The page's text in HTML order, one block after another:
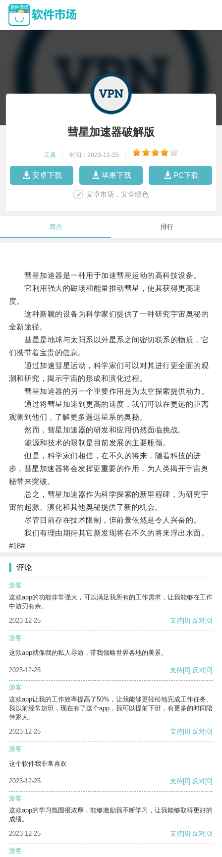
彗星加速器破解版
工具 时间：2023-12-25
安卓下载 苹果下载 PC下载
安卓市场，安全绿色
简介 排行
彗星加速器是一种用于加速彗星运动的高科技设备。
它利用强大的磁场和能量推动彗星，使其获得更高速
度。
这种新颖的设备为科学家们提供了一种研究宇宙奥秘的
全新途径。
彗星是地球与太阳系以外星系之间密切联系的物质，它
们携带着宝贵的信息。
通过加速彗星运动，科学家们可以对其进行更全面的观
测和研究，揭示宇宙的形成和演化过程。
彗星加速器的另一个重要作用是为太空探索提供动力。
通过将彗星加速到更高的速度，我们可以在更远的距离
观测到他们，了解更多遥远星系的奥秘。
然而，彗星加速器的研发和应用仍然面临挑战。
能源和技术的限制是目前发展的主要瓶颈。
但是，科学家们相信，在不久的将来，随着科技的进
步，彗星加速器将会发挥更重要的作用，为人类揭开宇宙奥
秘带来突破。
总之，彗星加速器作为科学探索的新里程碑，为研究宇
宙的起源、演化和其他奥秘提供了新的机会。
尽管目前存在技术限制，但前景依然是令人兴奋的。
我们有理由期待其它新发现将在不久的将来浮出水面。
#18#
评论
游客
这款app的功能非常强大，可以满足我所有的工作需求，让我能够在工作
中游刃有余。
2023-12-25
支持[0] 反对[0]
游客
这款app就像我的私人导游，带我领略世界各地的美景。
2023-12-25 支持[0] 反对[0]
游客
这款app让我的工作效率提高了50%，让我能够更轻松地完成工作任务。
我以前经常加班，现在有了这个app，我可以提前下班，有更多的时间陪
伴家人。
2023-12-25
支持[0] 反对[0]
游客
这个软件我非常喜欢
2023-12-25 支持[0] 反对[0]
游客
这款app的学习氛围很浓厚，能够激励我不断学习，让我能够取得更好的
成绩。
2023-12-25
支持[0] 反对[0]
游客